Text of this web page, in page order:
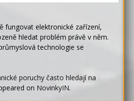
fungovat elektronické zařízení,
hledat problém právě v něm.
technologie se
poruchy často hledají na
on NovinkyIN.